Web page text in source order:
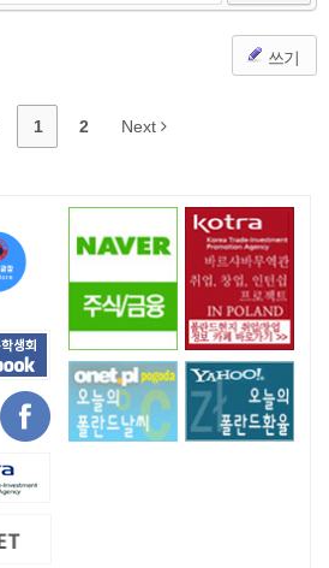
쓰기
1 2 Next